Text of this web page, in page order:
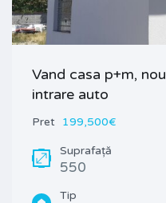
Vand casa p+m,
intrare auto
Pret 199,500€
Suprafață
550
Tip